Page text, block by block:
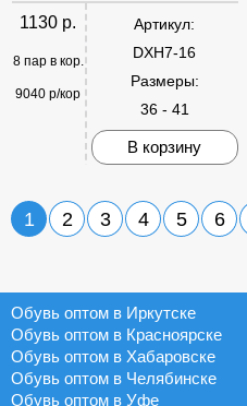
1130 р.
8 пар в кор.
9040 р/кор
Артикул:
DXH7-16
Размеры:
36 - 41
В корзину
1 2 3 4 5 6
Обувь оптом в Иркутске
Обувь оптом в Красноярске
Обувь оптом в Хабаровске
Обувь оптом в Челябинске
Обувь оптом в Уфе